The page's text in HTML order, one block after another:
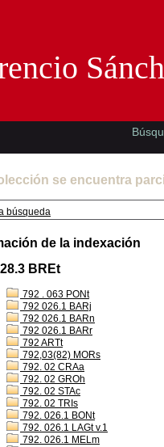
se encuentra
búsqueda
de la indexación
BREt
792 . 063 PONt
792 026.1 BARj
792 026.1 BARn
792 026.1 BARr
792 ARTt
792,03(82) MORs
792. 02 CRAa
792. 02 GROh
792. 02 STAc
792. 02 TRIs
792. 026.1 BONt
792. 026.1 LAGt v.1
792. 026.1 MELm